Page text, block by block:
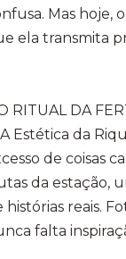
Mas hoje,
ela transmita
RITUAL DA
A Estética da
de coisas
da estação,
histórias reais.
falta